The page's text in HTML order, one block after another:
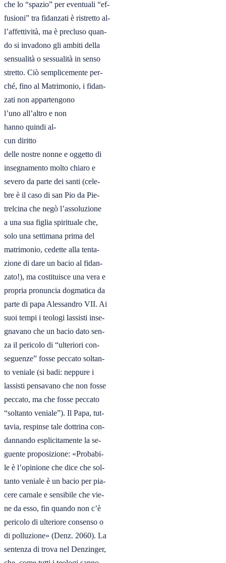
che lo “spazio” per eventuali “ef-
fusioni” tra fidanzati è ristretto al-
l’affettività, ma è precluso quan-
do si invadono gli ambiti della
sensualità o sessualità in senso
stretto. Ciò semplicemente per-
ché, fino al Matrimonio, i fidan-
zati non appartengono
l’uno all’altro e non
hanno quindi al-
cun diritto
delle nostre nonne e oggetto di
insegnamento molto chiaro e
severo da parte dei santi (cele-
bre è il caso di san Pio da Pie-
trelcina che negò l’assoluzione
a una sua figlia spirituale che,
solo una settimana prima del
matrimonio, cedette alla tenta-
zione di dare un bacio al fidan-
zato!), ma costituisce una vera e
propria pronuncia dogmatica da
parte di papa Alessandro VII. Ai
suoi tempi i teologi lassisti inse-
gnavano che un bacio dato sen-
za il pericolo di “ulteriori con-
seguenze” fosse peccato soltan-
to veniale (si badi: neppure i
lassisti pensavano che non fosse
peccato, ma che fosse peccato
“soltanto veniale”). Il Papa, tut-
tavia, respinse tale dottrina con-
dannando esplicitamente la se-
guente proposizione: «Probabi-
le è l’opinione che dice che sol-
tanto veniale è un bacio per pia-
cere carnale e sensibile che vie-
ne da esso, fin quando non c’è
pericolo di ulteriore consenso o
di polluzione» (Denz. 2060). La
sentenza di trova nel Denzinger,